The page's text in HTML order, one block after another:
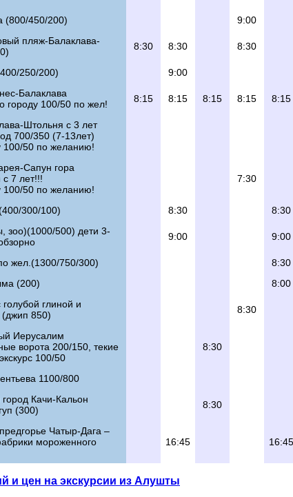
(800/450/200) 9:00
пляж-Балаклава-
8:30 8:30 8:30
250/200) 9:00
Балаклава
городу 100/50 по жел!
8:15 8:15 8:15 8:15 8:15
Штольня с 3 лет
700/350 (7-13лет)
100/50 по желанию!
Сапун гора
с 7 лет!!!
100/50 по желанию!
7:30
300/100) 8:30 8:30
зоо)(1000/500) дети 3-
9:00 9:00
жел.(1300/750/300) 8:30
(200)
8:00
глиной и
(джип 850)
8:30
Иерусалим
ворота 200/150, текие
100/50
8:30
1100/800
Качи-Кальон
(300)
8:30
Чатыр-Дага –
мороженного
16:45 16:45
и цен на экскурсии из Алушты